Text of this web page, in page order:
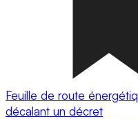
Feuille de route
décalant un décret